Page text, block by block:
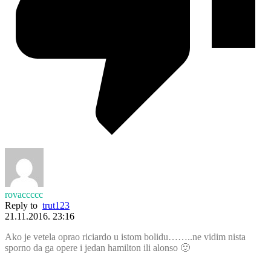
rovaccccc
Reply to trut123
21.11.2016. 23:16
Ako je vetela oprao riciardo u istom bolidu……..ne vidim nista
sporno da ga opere i jedan hamilton ili alonso 🙂